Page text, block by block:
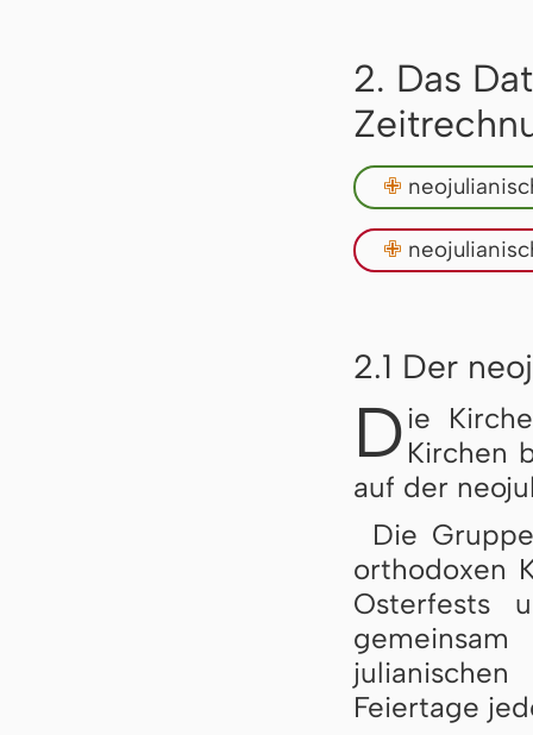
2. Das
✙
✙
2.1 Der
D ie
Kirchen
auf der
Die
orthodoxen
Osterfests
Feiertage